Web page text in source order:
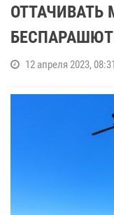
ОТТАЧИВАТЬ
12 апреля 2023, 08:31